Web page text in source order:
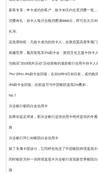
新客专享 ：申卡成功的客户，核卡30天内任意消费一笔
消费有礼 ：持卡人每月合格消费满6666元，即可在次月
礼等;
应急票特权 ：凡核卡成功的持卡人，在敦煌莫高窟常规
刷遍世界，最高笔笔享2%刷卡金 ：敦煌文化主题卡持卡
功购买“2019境外活动”活动资格的浦发银行信用卡持卡
7%+20%+4%刷卡金回馈 ：在2019年9月30日前，成功购
4%刷卡金回馈。此权益可与中国银联返现1%叠加；
No.7
兴业银行银联白金信用卡
如果你是足球迷，那兴业银行这张信用卡绝对是你的专属
路
兴业银行拜仁62银联白金信用卡
除了专属卡面设计，它同样也包含了中国银联跨境返现
同时银联另外一张跨境返现卡兴业银行发现新世界银联
路